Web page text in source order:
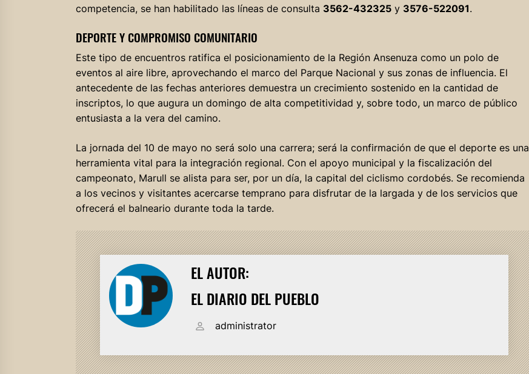
competencia, se han habilitado las líneas de consulta 3562-432325y 3576-522091.
DEPORTE Y COMPROMISO COMUNITARIO
Este tipo de encuentros ratifica el posicionamiento de la Región Ansenuza como un polo de
eventos al aire libre, aprovechando el marco del Parque Nacional y sus zonas de influencia. El
antecedente de las fechas anteriores demuestra un crecimiento sostenido en la cantidad de
inscriptos, lo que augura un domingo de alta competitividad y, sobre todo, un marco de público
entusiasta a la vera del camino.
La jornada del 10 de mayo no será solo una carrera; será la confirmación de que el deporte es una
herramienta vital para la integración regional. Con el apoyo municipal y la fiscalización del
campeonato, Marull se alista para ser, por un día, la capital del ciclismo cordobés. Se recomienda
a los vecinos y visitantes acercarse temprano para disfrutar de la largada y de los servicios que
ofrecerá el balneario durante toda la tarde.
EL AUTOR:
EL DIARIO DEL PUEBLO
administrator